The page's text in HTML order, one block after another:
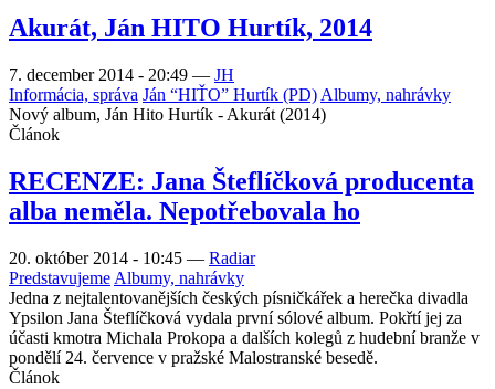
Akurát, Ján HITO Hurtík, 2014
7. december 2014 - 20:49 — JH
Informácia, správa Ján “HIŤO” Hurtík (PD) Albumy, nahrávky
Nový album, Ján Hito Hurtík - Akurát (2014)
Článok
RECENZE: Jana Šteflíčková producenta
alba neměla. Nepotřebovala ho
20. október 2014 - 10:45 — Radiar
Predstavujeme Albumy, nahrávky
Jedna z nejtalentovanějších českých písničkářek a herečka divadla
Ypsilon Jana Šteflíčková vydala první sólové album. Pokřtí jej za
účasti kmotra Michala Prokopa a dalších kolegů z hudební branže v
pondělí 24. července v pražské Malostranské besedě.
Článok